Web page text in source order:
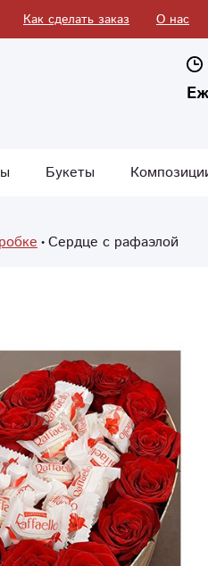
Как сделать заказ О нас
Букеты
Сердце с рафаэлой